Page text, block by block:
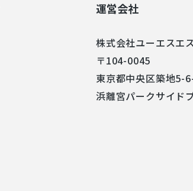
運営会社
株式会社ユーエスエ
〒104-0045
東京都中央区築地5-
浜離宮パークサイド